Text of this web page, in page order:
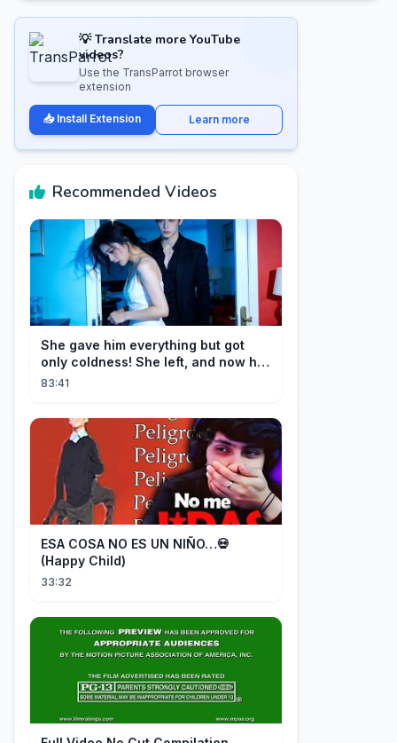
💡 Translate more YouTube
videos?
Use the TransParrot browser
extension
📥 Install Extension Learn more
Recommended Videos
She gave him everything but got
only coldness! She left, and now he
is dying of regret!
83:41
ESA COSA NO ES UN NIÑO…💀
(Happy Child)
33:32